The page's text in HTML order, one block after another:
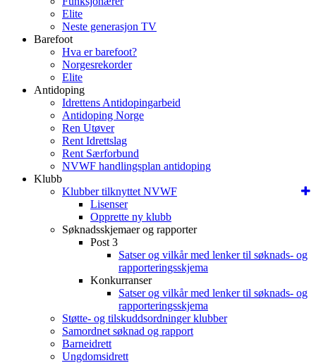
Elite
Neste generasjon TV
Barefoot
Hva er barefoot?
Norgesrekorder
Elite
Antidoping
Idrettens Antidopingarbeid
Antidoping Norge
Ren Utøver
Rent Idrettslag
Rent Særforbund
NVWF handlingsplan antidoping
Klubb
Klubber tilknyttet NVWF
Lisenser
Opprette ny klubb
Søknadsskjemaer og rapporter
Post 3
Satser og vilkår med lenker til søknads- og
rapporteringsskjema
Konkurranser
Satser og vilkår med lenker til søknads- og
rapporteringsskjema
Støtte- og tilskuddsordninger klubber
Samordnet søknad og rapport
Barneidrett
Ungdomsidrett